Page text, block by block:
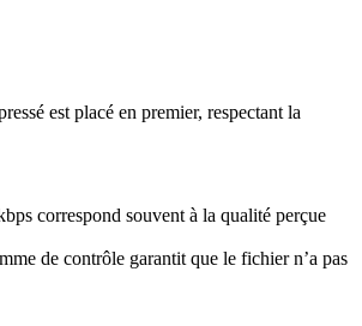
est placé en premier, respectant la
correspond souvent à la qualité perçue
de contrôle garantit que le fichier n’a pas